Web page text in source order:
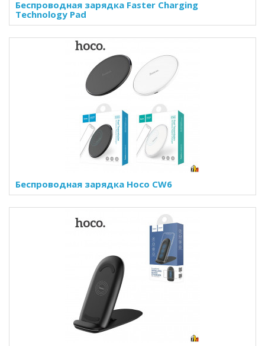
Беспроводная зарядка Faster Charging
Technology Pad
Беспроводная зарядка Hoco CW6